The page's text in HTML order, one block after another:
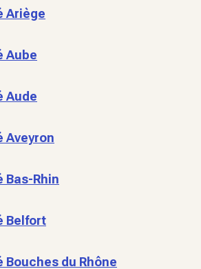
Ariège
Aube
Aude
Aveyron
Bas-Rhin
Belfort
Bouches du Rhône